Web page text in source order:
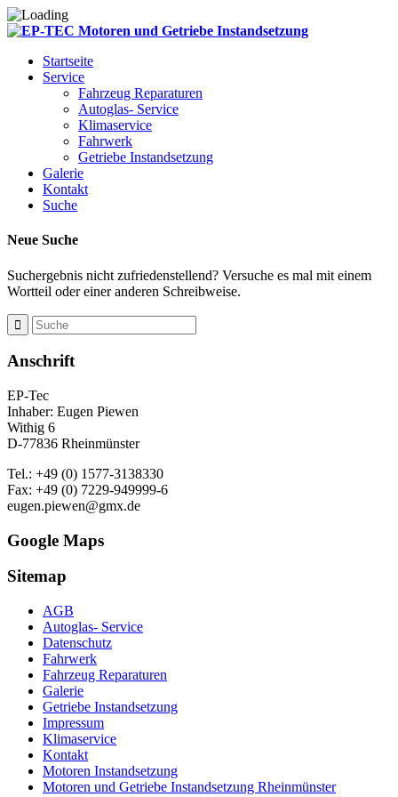
Startseite
Service
Fahrzeug Reparaturen
Autoglas- Service
Klimaservice
Fahrwerk
Getriebe Instandsetzung
Galerie
Kontakt
Suche
Neue Suche
Suchergebnis nicht zufriedenstellend? Versuche es mal mit einem
Wortteil oder einer anderen Schreibweise.
Anschrift
EP-Tec
Inhaber: Eugen Piewen
Withig 6
D-77836 Rheinmünster
Tel.: +49 (0) 1577-3138330
Fax: +49 (0) 7229-949999-6
eugen.piewen@gmx.de
Google Maps
Sitemap
AGB
Autoglas- Service
Datenschutz
Fahrwerk
Fahrzeug Reparaturen
Galerie
Getriebe Instandsetzung
Impressum
Klimaservice
Kontakt
Motoren Instandsetzung
Motoren und Getriebe Instandsetzung Rheinmünster